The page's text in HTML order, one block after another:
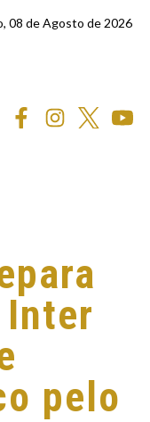
08 de Agosto de 2026
Inter
pelo